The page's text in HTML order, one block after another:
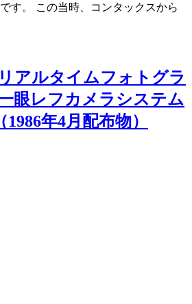
す。 この当時、コンタックスから
アルタイムフォトグラ
眼レフカメラシステム
年4月配布物）